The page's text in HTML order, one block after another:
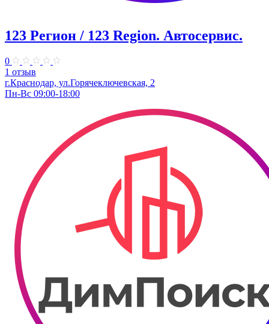
123 Регион / 123 Region. Автосервис.
0
1 отзыв
г.Краснодар, ул.Горячеключевская, 2
Пн-Вс 09:00-18:00